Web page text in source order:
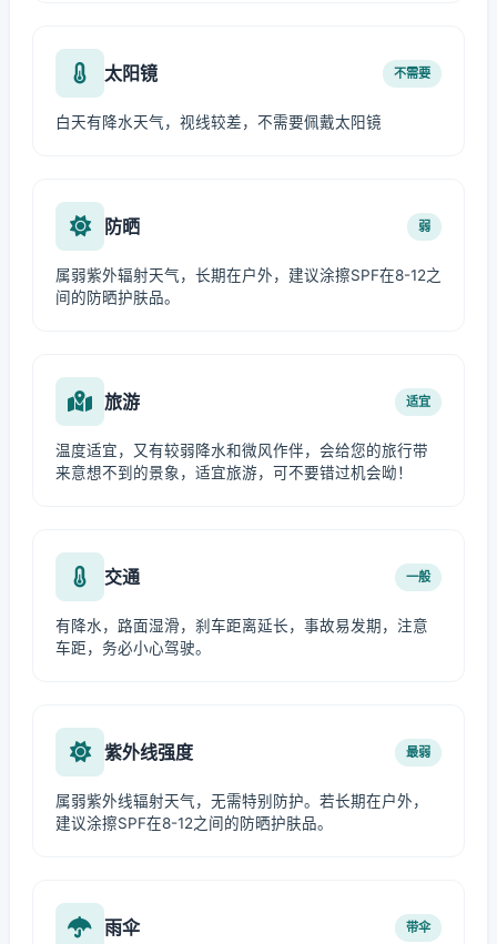
太阳镜 不需要
白天有降水天气，视线较差，不需要佩戴太阳镜
防晒 弱
属弱紫外辐射天气，长期在户外，建议涂擦SPF在8-12之
间的防晒护肤品。
旅游 适宜
温度适宜，又有较弱降水和微风作伴，会给您的旅行带
来意想不到的景象，适宜旅游，可不要错过机会呦！
交通 一般
有降水，路面湿滑，刹车距离延长，事故易发期，注意
车距，务必小心驾驶。
紫外线强度 最弱
属弱紫外线辐射天气，无需特别防护。若长期在户外，
建议涂擦SPF在8-12之间的防晒护肤品。
雨伞 带伞